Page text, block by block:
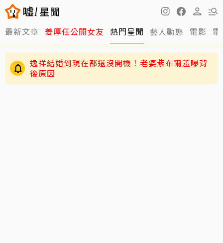
最新文章 姜厚任公開女友 熱門星聞 藝人動態 電影
逸祥結婚到現在都還沒開機！老婆紫布爾羞曝背
後原因